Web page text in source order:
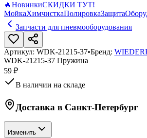
🔥НовинкиСКИДКИ ТУТ!
МойкаХимчисткаПолировкаЗащита
Запчасти для пневмооборудования
Артикул: WDK-21215-37•Бренд:
WDK-21215-37 Пружина
59 ₽
В наличии на складе
Доставка в Санкт-Петербург
Изменить